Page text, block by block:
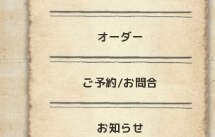
オーダー
ご予約/お問合
お知らせ